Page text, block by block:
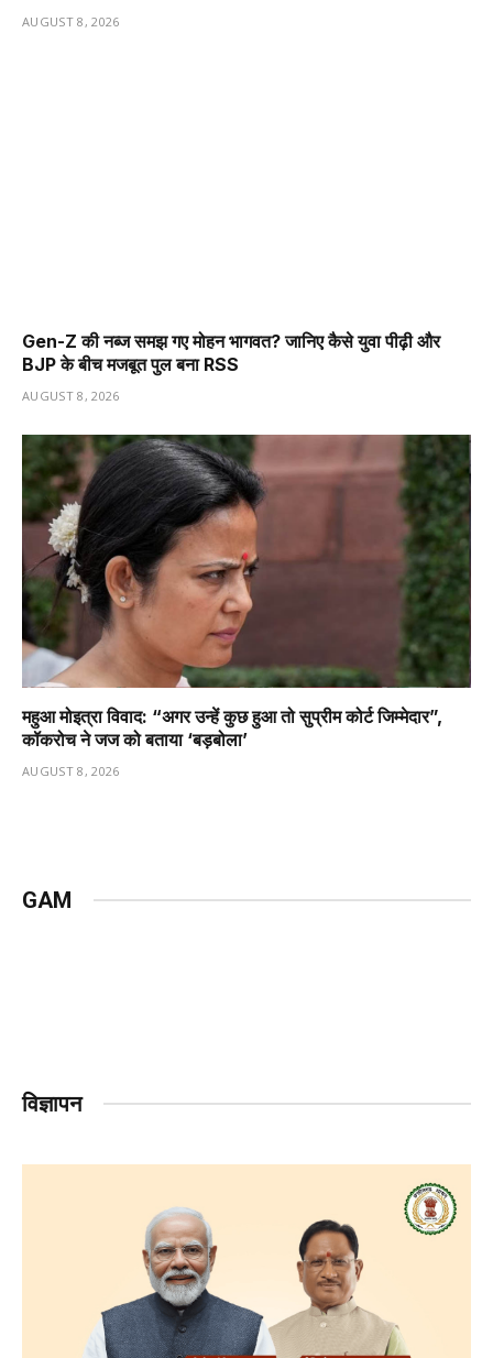
AUGUST 8, 2026
Gen-Z की नब्ज समझ गए मोहन भागवत? जानिए कैसे युवा पीढ़ी और
BJP के बीच मजबूत पुल बना RSS
AUGUST 8, 2026
महुआ मोइत्रा विवाद: “अगर उन्हें कुछ हुआ तो सुप्रीम कोर्ट जिम्मेदार”,
कॉकरोच ने जज को बताया ‘बड़बोला’
AUGUST 8, 2026
GAM
विज्ञापन